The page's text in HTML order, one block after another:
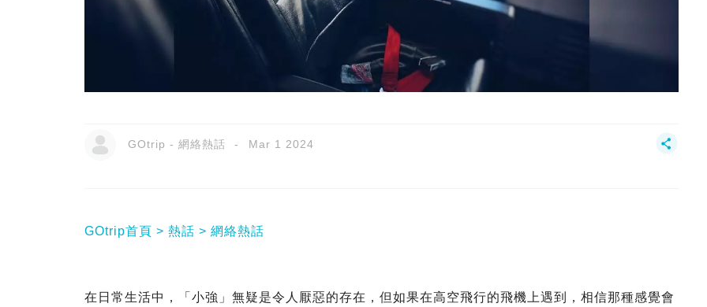
GOtrip - 網絡熱話 Mar 1 2024
GOtrip首頁 熱話 網絡熱話
在日常生活中，「小強」無疑是令人厭惡的存在，但如果在高空飛行的飛機上遇到，相信那種感覺會